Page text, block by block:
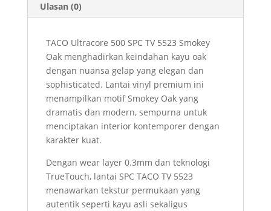
Ulasan (0)
TACO Ultracore 500 SPC TV 5523 Smokey
Oak menghadirkan keindahan kayu oak
dengan nuansa gelap yang elegan dan
sophisticated. Lantai vinyl premium ini
menampilkan motif Smokey Oak yang
dramatis dan modern, sempurna untuk
menciptakan interior kontemporer dengan
karakter kuat.
Dengan wear layer 0.3mm dan teknologi
TrueTouch, lantai SPC TACO TV 5523
menawarkan tekstur permukaan yang
autentik seperti kayu asli sekaligus